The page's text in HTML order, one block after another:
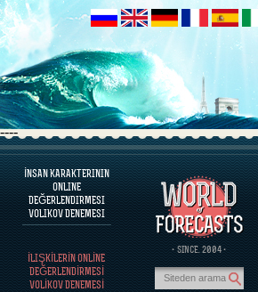
----
İNSAN KARAKTERININ
ONLINE
DEĞERLENDIRMESI
VOLIKOV DENEMESI
İLIŞKİLERİN ONLİNE
DEĞERLENDİRMESİ
VOLİKOV DENEMESİ
· SINCE. 2004 ·
PROGRAM HAKKINDA
İNSAN KARAKTERINI
ÜNLÜ KIŞILIKLERI KARAKTER
PROGRAM HAKKINDA
PARTNERLERIN BAĞDAŞABILIRLIĞINI
TAHMINLER VE